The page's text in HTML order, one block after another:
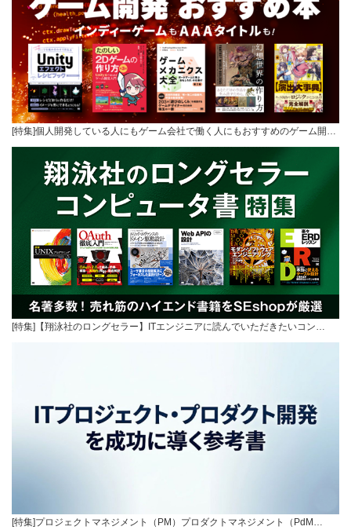
[特集]個人開発している人にもゲーム会社で働く人にもおすすめのゲーム開…
[特集]【翔泳社のロングセラー】ITエンジニアに読んでいただきたいコン…
[特集]プロジェクトマネジメント（PM）プロダクトマネジメント（PdM…